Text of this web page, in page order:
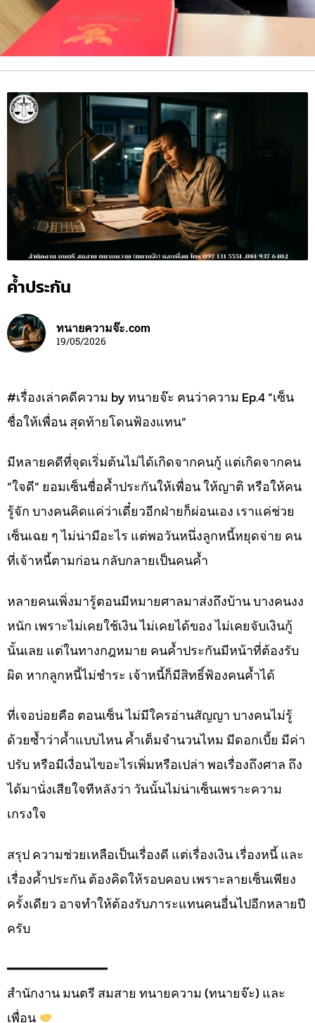
ค้ำประกัน
ทนายความจ๊ะ.com
19/05/2026
#เรื่องเล่าคดีความ by ทนายจ๊ะ ฅนว่าความ Ep.4 “เซ็น
ชื่อให้เพื่อน สุดท้ายโดนฟ้องแทน”
มีหลายคดีที่จุดเริ่มต้นไม่ได้เกิดจากคนกู้ แต่เกิดจากคน
“ใจดี” ยอมเซ็นชื่อค้ำประกันให้เพื่อน ให้ญาติ หรือให้คน
รู้จัก บางคนคิดแค่ว่าเดี๋ยวอีกฝ่ายก็ผ่อนเอง เราแค่ช่วย
เซ็นเฉย ๆ ไม่น่ามีอะไร แต่พอวันหนึ่งลูกหนี้หยุดจ่าย คน
ที่เจ้าหนี้ตามก่อน กลับกลายเป็นคนค้ำ
หลายคนเพิ่งมารู้ตอนมีหมายศาลมาส่งถึงบ้าน บางคนงง
หนัก เพราะไม่เคยใช้เงิน ไม่เคยได้ของ ไม่เคยจับเงินกู้
นั้นเลย แต่ในทางกฎหมาย คนค้ำประกันมีหน้าที่ต้องรับ
ผิด หากลูกหนี้ไม่ชำระ เจ้าหนี้ก็มีสิทธิ์ฟ้องคนค้ำได้
ที่เจอบ่อยคือ ตอนเซ็น ไม่มีใครอ่านสัญญา บางคนไม่รู้
ด้วยซ้ำว่าค้ำแบบไหน ค้ำเต็มจำนวนไหม มีดอกเบี้ย มีค่า
ปรับ หรือมีเงื่อนไขอะไรเพิ่มหรือเปล่า พอเรื่องถึงศาล ถึง
ได้มานั่งเสียใจทีหลังว่า วันนั้นไม่น่าเซ็นเพราะความ
เกรงใจ
สรุป ความช่วยเหลือเป็นเรื่องดี แต่เรื่องเงิน เรื่องหนี้ และ
เรื่องค้ำประกัน ต้องคิดให้รอบคอบ เพราะลายเซ็นเพียง
ครั้งเดียว อาจทำให้ต้องรับภาระแทนคนอื่นไปอีกหลายปี
ครับ
━━━━━━━━━━━━━
สำนักงาน มนตรี สมสาย ทนายความ (ทนายจ๊ะ) และ
เพื่อน